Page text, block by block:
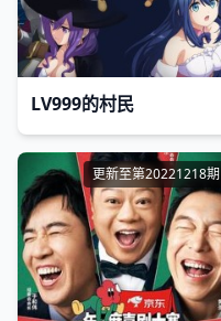
LV999的村民
更新至第20221218期